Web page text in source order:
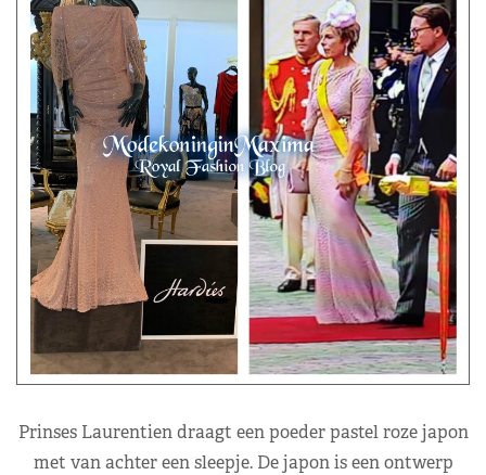
Prinses Laurentien draagt een poeder pastel roze japon
met van achter een sleepje. De japon is een ontwerp